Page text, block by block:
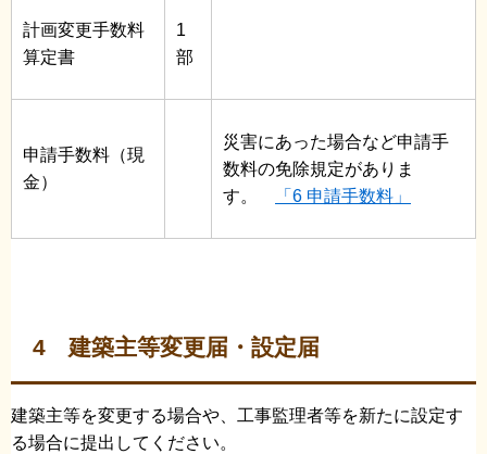
計画変更手数料
算定書
1
部
申請手数料（現
金）
災害にあった場合など申請手
数料の免除規定がありま
す。
「6 申請手数料」
4 建築主等変更届・設定届
建築主等を変更する場合や、工事監理者等を新たに設定す
る場合に提出してください。